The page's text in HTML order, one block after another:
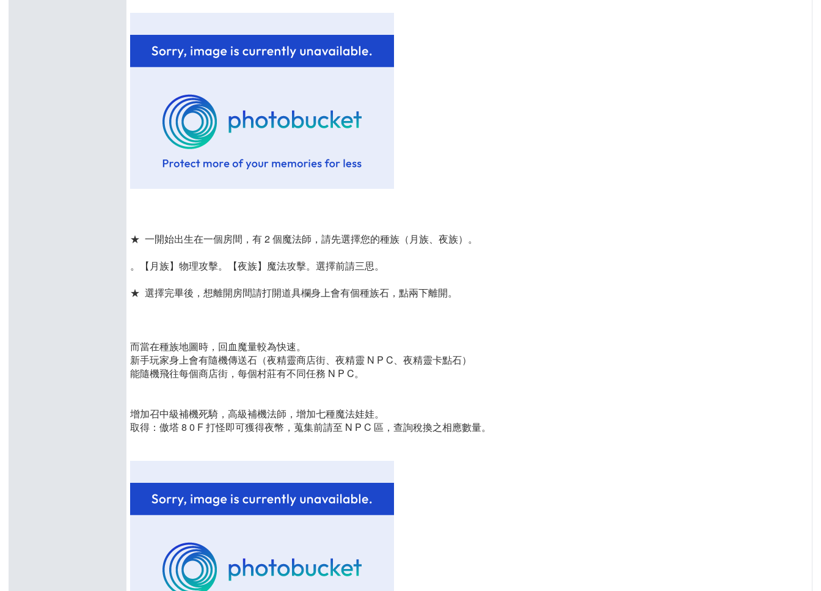
★ 一開始出生在一個房間，有 2 個魔法師，請先選擇您的種族（月族、夜族）。
。【月族】物理攻擊。【夜族】魔法攻擊。選擇前請三思。
★ 選擇完畢後，想離開房間請打開道具欄身上會有個種族石，點兩下離開。
而當在種族地圖時，回血魔量較為快速。
新手玩家身上會有隨機傳送石（夜精靈商店街、夜精靈 N P C、夜精靈卡點石）
能隨機飛往每個商店街，每個村莊有不同任務 N P C。
增加召中級補機死騎，高級補機法師，增加七種魔法娃娃。
取得：傲塔 8 0 F 打怪即可獲得夜幣，蒐集前請至 N P C 區，查詢稅換之相應數量。